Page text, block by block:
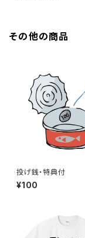
その他の商品
投げ銭・特典付
¥100